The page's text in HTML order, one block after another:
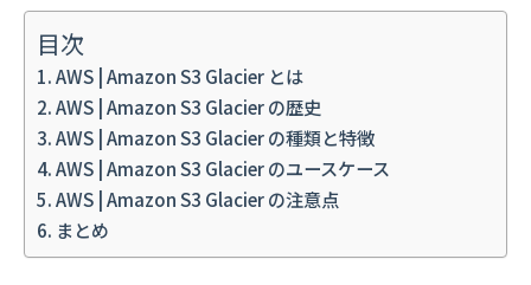
目次
AWS | Amazon S3 Glacier とは
AWS | Amazon S3 Glacier の歴史
AWS | Amazon S3 Glacier の種類と特徴
AWS | Amazon S3 Glacier のユースケース
AWS | Amazon S3 Glacier の注意点
まとめ